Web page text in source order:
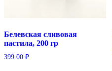
Белевская сливовая
пастила, 200 гр
399.00 ₽